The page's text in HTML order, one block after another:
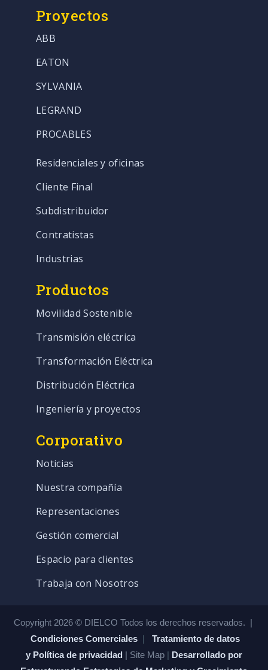
Proyectos
ABB
EATON
SYLVANIA
LEGRAND
PROCABLES
Residenciales y oficinas
Cliente Final
Subdistribuidor
Contratistas
Industrias
Productos
Movilidad Sostenible
Transmisión eléctrica
Transformación Eléctrica
Distribución Eléctrica
Ingeniería y proyectos
Corporativo
Noticias
Nuestra compañía
Representaciones
Gestión comercial
Espacio para clientes
Trabaja con Nosotros
Copyright 2026 © DIELCO Todos los derechos reservados. |
Condiciones Comerciales | Tratamiento de datos
y Política de privacidad | Site Map | Desarrollado por